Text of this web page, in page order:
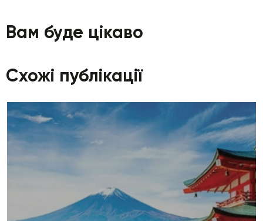
Вам буде цікаво
Схожі публікації